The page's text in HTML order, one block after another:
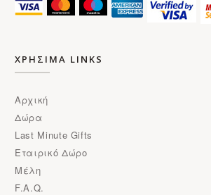
ΧΡΗΣΙΜΑ LINKS
Αρχική
Δώρα
Last Minute Gifts
Εταιρικό Δώρο
Μέλη
F.A.Q.